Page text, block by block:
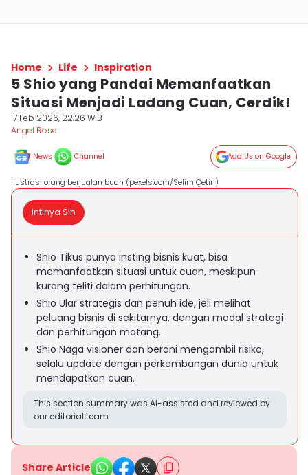
Home Life Inspiration
5 Shio yang Pandai Memanfaatkan
Situasi Menjadi Ladang Cuan, Cerdik!
17 Feb 2026, 22:26 WIB
Angel Rose
News Channel Add Us on Google
Ilustrasi orang berjualan buah (pexels.com/Selim Çetin)
Intinya Sih
Shio Tikus punya insting bisnis kuat, bisa
memanfaatkan situasi untuk cuan, meskipun
kurang teliti dalam perhitungan.
Shio Ular strategis dan penuh ide, jeli melihat
peluang bisnis di sekitarnya, dengan modal strategi
dan perhitungan matang.
Shio Naga visioner dan berani mengambil risiko,
selalu update dengan perkembangan dunia untuk
mendapatkan cuan.
This section summary was AI-assisted and reviewed by
our editorial team.
Share Article